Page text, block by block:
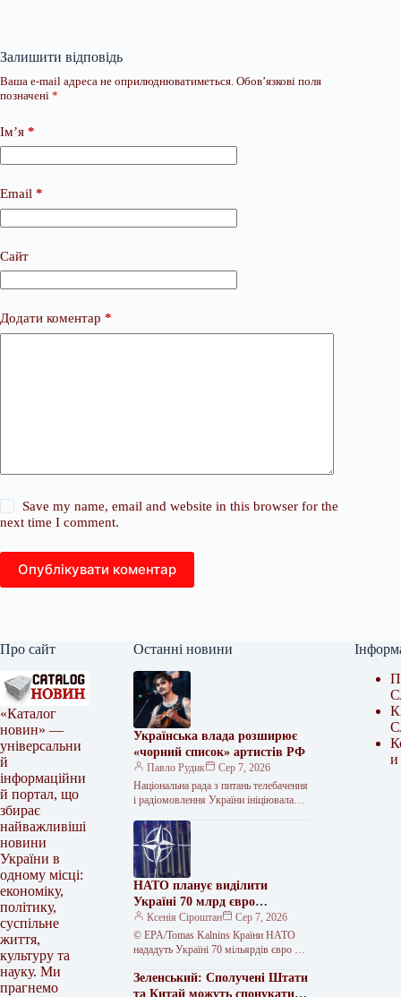
Залишити відповідь
Ваша e-mail адреса не оприлюднюватиметься. Обов’язкові поля
позначені *
Ім’я *
Email *
Сайт
Додати коментар *
Save my name, email and website in this browser for the
next time I comment.
Опублікувати коментар
Про сайт
«Каталог
новин» —
універсальни
й
інформаційни
й портал, що
збирає
найважливіші
новини
України в
одному місці:
економіку,
політику,
суспільне
життя,
культуру та
науку. Ми
прагнемо
Останні новини
Українська влада розширює
«чорний список» артистів РФ
Павло Рудик
Сер 7, 2026
Національна рада з питань телебачення
і радіомовлення України ініціювала
Музиченка до переліку осіб, які
створюють загрозу…
НАТО планує виділити
Україні 70 млрд євро
військової допомоги у 2026
році
Ксенія Сіроштан
Сер 7, 2026
© EPA/Tomas Kalnins Країни НАТО
нададуть Україні 70 мільярдів євро на
військового обладнання у 2026 році.…
Зеленський: Сполучені Штати
та Китай можуть спонукати
и